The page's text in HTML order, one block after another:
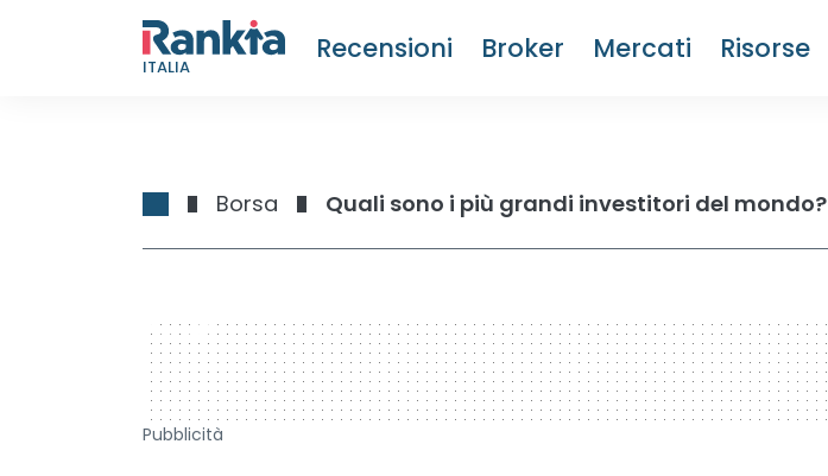
ITALIA
Recensioni Broker Mercati Risorse
Borsa Quali sono i più grandi investitori del mondo?
728 x 90
Pubblicità